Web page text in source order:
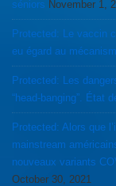
séniors November 1,
Protected: Le vaccin
eu égard au
Protected: Les
“head-banging”. État
Protected: Alors que
mainstream
nouveaux variants
October 30, 2021